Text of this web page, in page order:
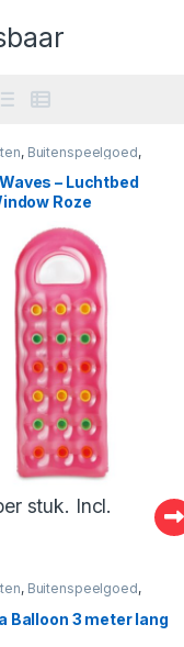
, Buitenspeelgoed,
– Luchtbed
Roze
stuk. Incl.
, Buitenspeelgoed,
Balloon 3 meter lang